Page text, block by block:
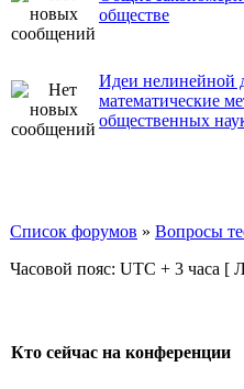
обществе
Идеи нелинейной
математические
общественных
Список форумов » Вопросы
Часовой пояс: UTC + 3 часа [
Кто сейчас на конференции